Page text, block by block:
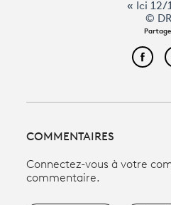
« Ici 12/
©
COMMENTAIRES
Connectez-vous à votre
commentaire.